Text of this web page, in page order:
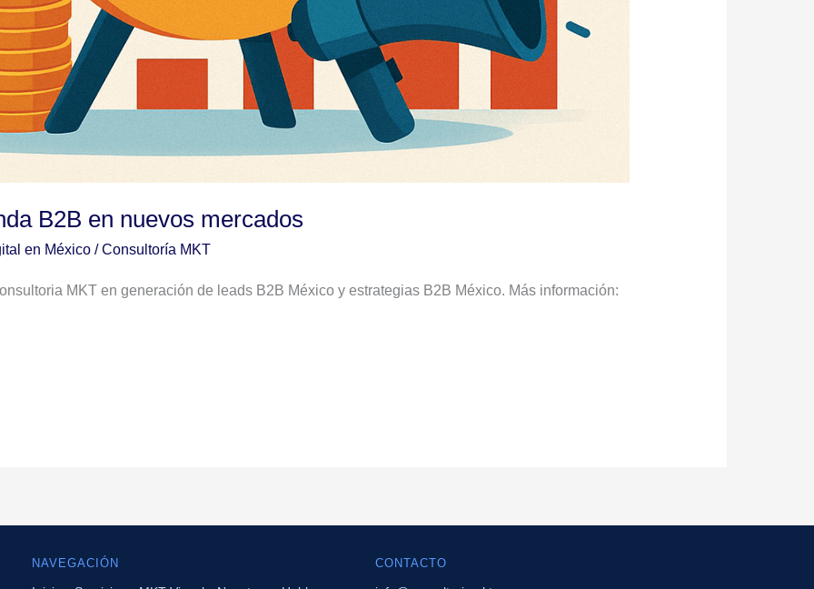
B2B en nuevos mercados
en México /Consultoría MKT
MKT en generación de leads B2B México y estrategias B2B México. Más información:
NAVEGACIÓN CONTACTO